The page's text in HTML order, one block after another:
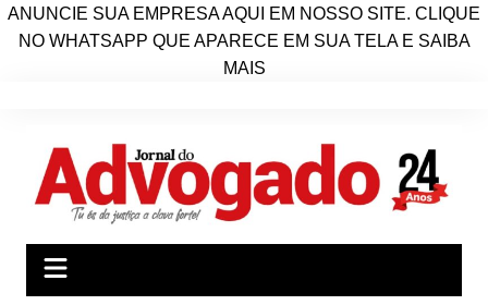
ANUNCIE SUA EMPRESA AQUI EM NOSSO SITE. CLIQUE
NO WHATSAPP QUE APARECE EM SUA TELA E SAIBA
MAIS
conteúdo